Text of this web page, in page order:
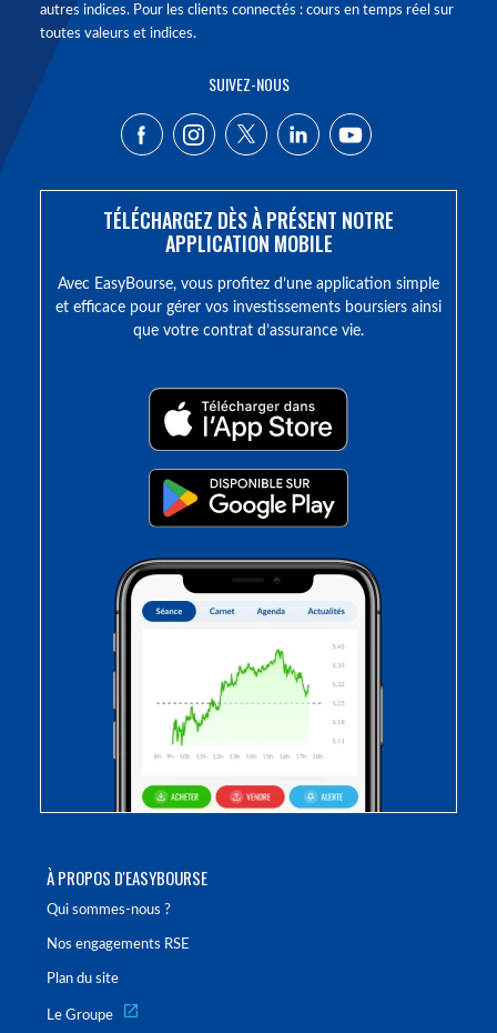
À PROPOS D'EASYBOURSE
Qui sommes-nous ?
Nos engagements RSE
Plan du site
Le Groupe
autres indices. Pour les clients connectés : cours en temps réel sur
toutes valeurs et indices.
SUIVEZ-NOUS
TÉLÉCHARGEZ DÈS À PRÉSENT NOTRE
APPLICATION MOBILE
Avec EasyBourse, vous profitez d’une application simple
et efficace pour gérer vos investissements boursiers ainsi
que votre contrat d’assurance vie.